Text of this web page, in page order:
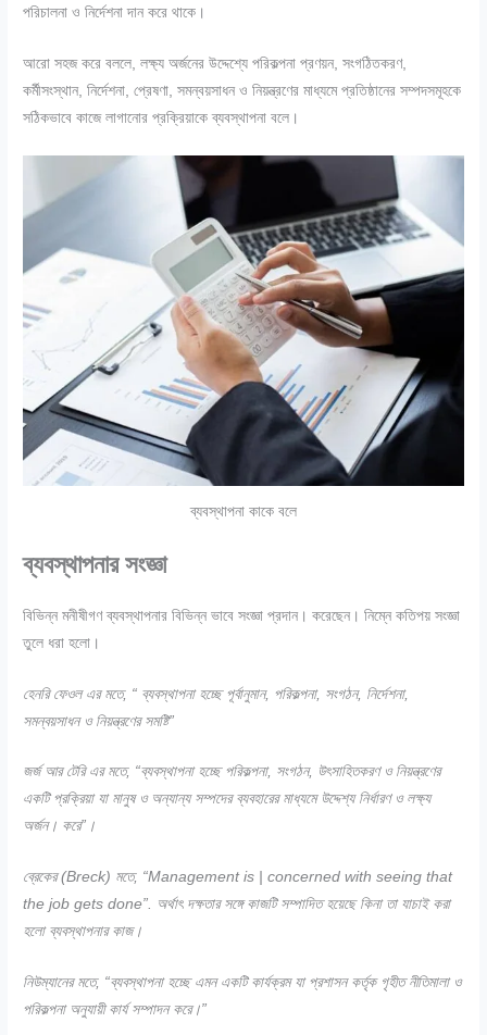
পরিচালনা ও নির্দেশনা দান করে থাকে।
আরো সহজ করে বললে, লক্ষ্য অর্জনের উদ্দেশ্যে পরিকল্পনা প্রণয়ন, সংগঠিতকরণ,
কর্মীসংস্থান, নির্দেশনা, প্রেষণা, সমন্বয়সাধন ও নিয়ন্ত্রণের মাধ্যমে প্রতিষ্ঠানের সম্পদসমূহকে
সঠিকভাবে কাজে লাগানাের প্রক্রিয়াকে ব্যবস্থাপনা বলে।
ব্যবস্থাপনা কাকে বলে
ব্যবস্থাপনার সংজ্ঞা
বিভিন্ন মনীষীগণ ব্যবস্থাপনার বিভিন্ন ভাবে সংজ্ঞা প্রদান। করেছেন। নিম্নে কতিপয় সংজ্ঞা
তুলে ধরা হলাে।
হেনরি ফেওল এর মতে, “ ব্যবস্থাপনা হচ্ছে পূর্বানুমান, পরিকল্পনা, সংগঠন, নির্দেশনা,
সমন্বয়সাধন ও নিয়ন্ত্রণের সমষ্টি”
জর্জ আর টেরি এর মতে, “ব্যবস্থাপনা হচ্ছে পরিকল্পনা, সংগঠন, উৎসাহিতকরণ ও নিয়ন্ত্রণের
একটি প্রক্রিয়া যা মানুষ ও অন্যান্য সম্পদের ব্যবহারের মাধ্যমে উদ্দেশ্য নির্ধারণ ও লক্ষ্য
অর্জন। করে”।
ব্রেকের (Breck) মতে, “Management is | concerned with seeing that
the job gets done”. অর্থাৎ দক্ষতার সঙ্গে কাজটি সম্পাদিত হয়েছে কিনা তা যাচাই করা
হলাে ব্যবস্থাপনার কাজ।
নিউম্যানের মতে, “ব্যবস্থাপনা হচ্ছে এমন একটি কার্যক্রম যা প্রশাসন কর্তৃক গৃহীত নীতিমালা ও
পরিকল্পনা অনুযায়ী কার্য সম্পাদন করে।”